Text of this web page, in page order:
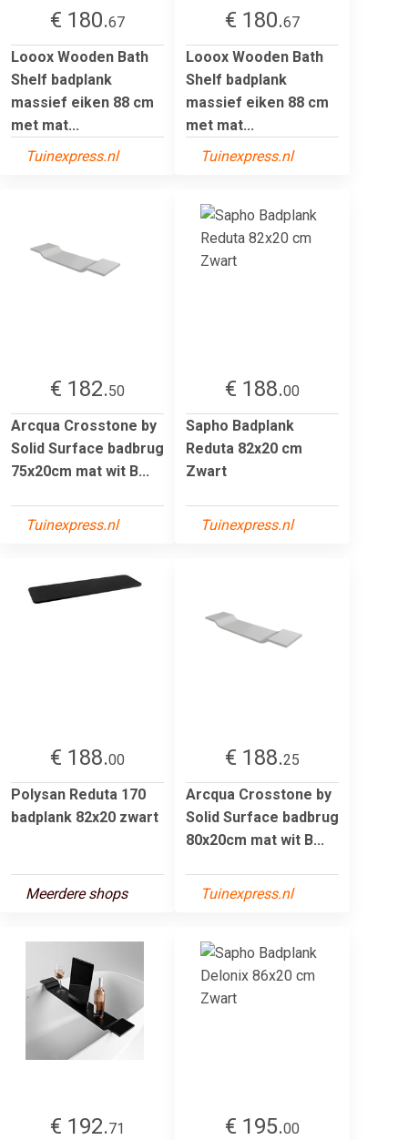
€ 180.67
Looox Wooden Bath
Shelf badplank
massief eiken 88 cm
met mat...
Tuinexpress.nl
€ 180.67
Looox Wooden Bath
Shelf badplank
massief eiken 88 cm
met mat...
Tuinexpress.nl
€ 182.50
Arcqua Crosstone by
Solid Surface badbrug
75x20cm mat wit B...
Tuinexpress.nl
€ 188.00
Sapho Badplank
Reduta 82x20 cm
Zwart
Tuinexpress.nl
€ 188.00
Polysan Reduta 170
badplank 82x20 zwart
Meerdere shops
€ 188.25
Arcqua Crosstone by
Solid Surface badbrug
80x20cm mat wit B...
Tuinexpress.nl
€ 192.71
€ 195.00